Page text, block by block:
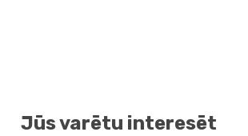
Jūs varētu interesēt